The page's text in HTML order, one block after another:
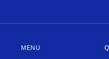
MENU